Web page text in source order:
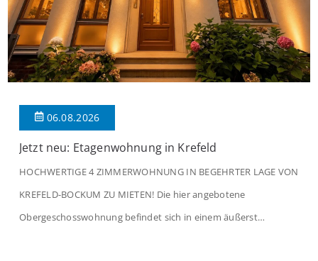
06.08.2026
Jetzt neu: Etagenwohnung in Krefeld
HOCHWERTIGE 4 ZIMMERWOHNUNG IN BEGEHRTER LAGE VON
KREFELD-BOCKUM ZU MIETEN! Die hier angebotene
Obergeschosswohnung befindet sich in einem äußerst